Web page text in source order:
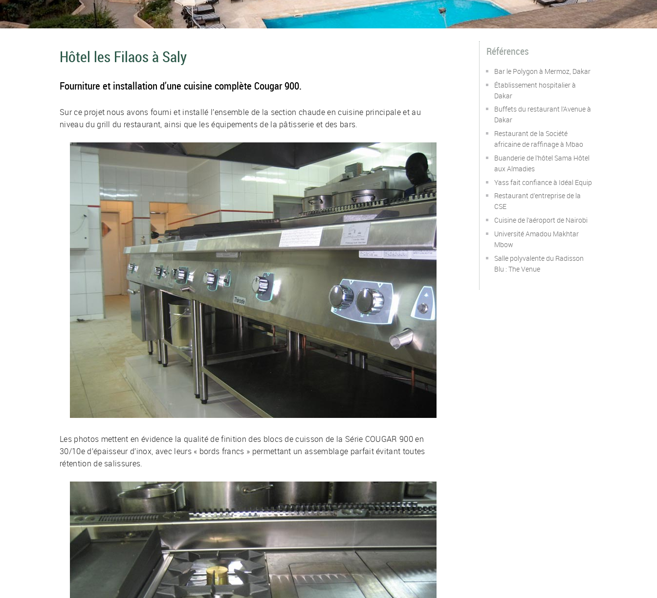
Hôtel les Filaos à Saly
Fourniture et installation d’une cuisine complète Cougar 900.
Sur ce projet nous avons fourni et installé l’ensemble de la section chaude en cuisine principale et au
niveau du grill du restaurant, ainsi que les équipements de la pâtisserie et des bars.
Les photos mettent en évidence la qualité de finition des blocs de cuisson de la Série COUGAR 900 en
30/10e d’épaisseur d’inox, avec leurs « bords francs » permettant un assemblage parfait évitant toutes
rétention de salissures.
Références
Bar le Polygon à Mermoz, Dakar
Établissement hospitalier à
Dakar
Buffets du restaurant l’Avenue à
Dakar
Restaurant de la Société
africaine de raffinage à Mbao
Buanderie de l’hôtel Sama Hôtel
aux Almadies
Yass fait confiance à Idéal Equip
Restaurant d’entreprise de la
CSE
Cuisine de l’aéroport de Nairobi
Université Amadou Makhtar
Mbow
Salle polyvalente du Radisson
Blu : The Venue